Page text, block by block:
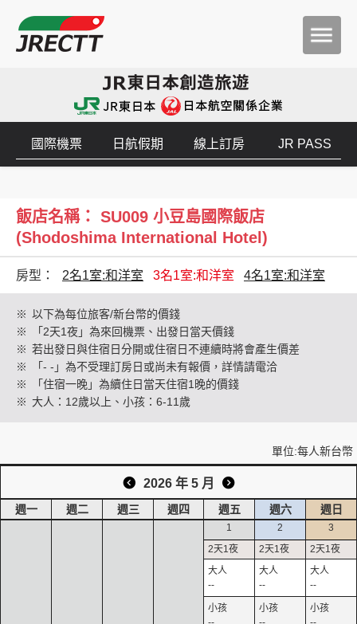
國際機票 日航假期 線上訂房 JR PASS
飯店名稱： SU009 小豆島國際飯店
(Shodoshima International Hotel)
房型： 2名1室:和洋室 3名1室:和洋室 4名1室:和洋室
※ 以下為每位旅客/新台幣的價錢
※
「2天1夜」為來回機票、出發日當天價錢
※ 若出發日與住宿日分開或住宿日不連續時將會產生價差
※
「- -」為不受理訂房日或尚未有報價，詳情請電洽
※
「住宿一晚」為續住日當天住宿1晚的價錢
※ 大人：12歲以上、小孩：6-11歲
單位:每人新台幣
2026 年 5 月
週一 週二 週三 週四 週五 週六 週日
1
--
2
--
3
--